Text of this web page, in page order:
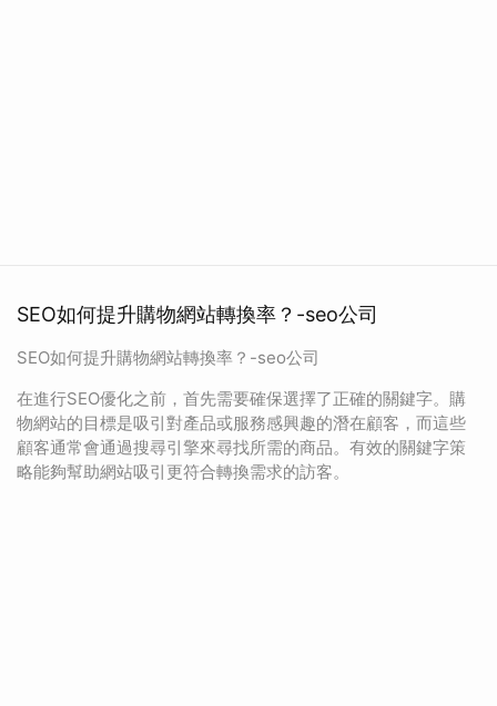
SEO如何提升購物網站轉換率？-seo公司
SEO如何提升購物網站轉換率？-seo公司
在進行SEO優化之前，首先需要確保選擇了正確的關鍵字。購
物網站的目標是吸引對產品或服務感興趣的潛在顧客，而這些
顧客通常會通過搜尋引擎來尋找所需的商品。有效的關鍵字策
略能夠幫助網站吸引更符合轉換需求的訪客。